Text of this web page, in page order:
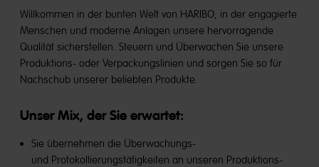
Willkommen in der bunten Welt von HARIBO, in der engagierte
Menschen und moderne Anlagen unsere hervorragende
Qualität sicherstellen. Steuern und Überwachen Sie unsere
Produktions- oder Verpackungslinien und sorgen Sie so für
Nachschub unserer beliebten Produkte.
Unser Mix, der Sie erwartet:
Sie übernehmen die Überwachungs-
und Protokollierungstätigkeiten an unseren Produktions-